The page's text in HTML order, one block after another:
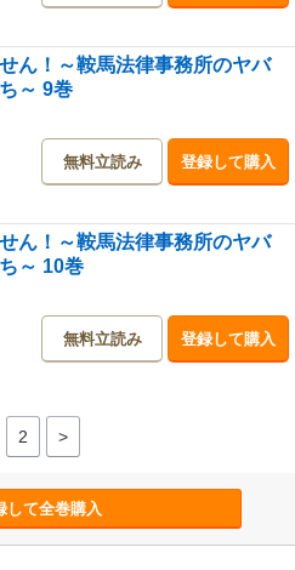
ん！～鞍馬法律事務所のヤバ
～ 9巻
無料立読み 登録して購入
ん！～鞍馬法律事務所のヤバ
～ 10巻
無料立読み 登録して購入
2 >
して全巻購入